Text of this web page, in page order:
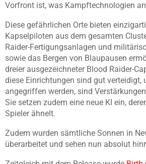
Vorfront ist, was Kampftechnologien
Diese gefährlichen Orte bieten
Kapselpiloten aus dem gesamten
Raider-Fertigungsanlagen und
sowie das Bergen von Blaupausen
dreier ausgezeichneter Blood Raider-
diese Einrichtungen sind gut verteidigt,
angegriffen werden, sind
Sie setzen zudem eine neue KI ein,
Spieler ähnelt.
Zudem wurden sämtliche Sonnen in
überarbeitet und sehen nun absolut